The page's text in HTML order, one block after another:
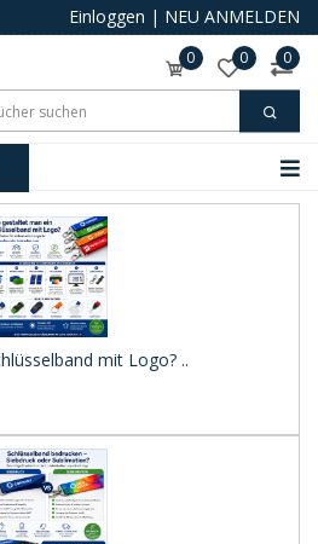
Einloggen | NEU ANMELDEN
0 0 0
mit Logo? ..